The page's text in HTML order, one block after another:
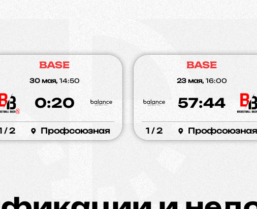
BASE
30 мая, 14:50
0:20
/ 2 Профсоюзная
BASE
23 мая, 16:00
57:44
1 / 2 Профсоюзная